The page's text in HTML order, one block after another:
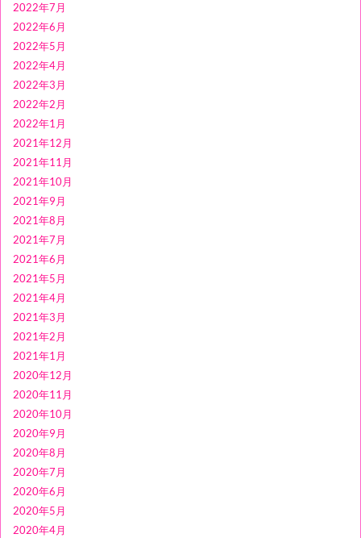
2022年7月
2022年6月
2022年5月
2022年4月
2022年3月
2022年2月
2022年1月
2021年12月
2021年11月
2021年10月
2021年9月
2021年8月
2021年7月
2021年6月
2021年5月
2021年4月
2021年3月
2021年2月
2021年1月
2020年12月
2020年11月
2020年10月
2020年9月
2020年8月
2020年7月
2020年6月
2020年5月
2020年4月